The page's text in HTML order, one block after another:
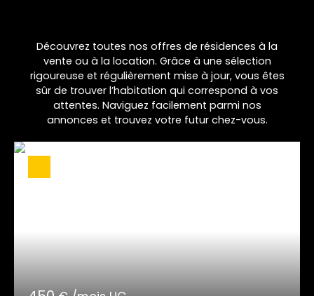
Découvrez toutes nos offres de résidences à la
vente ou à la location. Grâce à une sélection
rigoureuse et régulièrement mise à jour, vous êtes
sûr de trouver l’habitation qui correspond à vos
attentes. Naviguez facilement parmi nos
annonces et trouvez votre futur chez-vous.